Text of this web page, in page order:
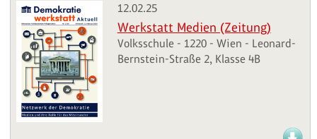
12.02.25
Werkstatt Medien (Zeitung)
Volksschule - 1220 - Wien - Leonard-
Bernstein-Straße 2, Klasse 4B